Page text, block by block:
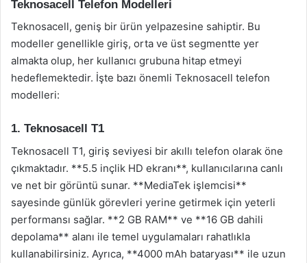
Teknosacell Telefon Modelleri
Teknosacell, geniş bir ürün yelpazesine sahiptir. Bu
modeller genellikle giriş, orta ve üst segmentte yer
almakta olup, her kullanıcı grubuna hitap etmeyi
hedeflemektedir. İşte bazı önemli Teknosacell telefon
modelleri:
1. Teknosacell T1
Teknosacell T1, giriş seviyesi bir akıllı telefon olarak öne
çıkmaktadır. **5.5 inçlik HD ekranı**, kullanıcılarına canlı
ve net bir görüntü sunar. **MediaTek işlemcisi**
sayesinde günlük görevleri yerine getirmek için yeterli
performansı sağlar. **2 GB RAM** ve **16 GB dahili
depolama** alanı ile temel uygulamaları rahatlıkla
kullanabilirsiniz. Ayrıca, **4000 mAh bataryası** ile uzun